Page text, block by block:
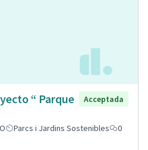
“ Parque
Acceptada
Parcs i Jardins Sostenibles
0